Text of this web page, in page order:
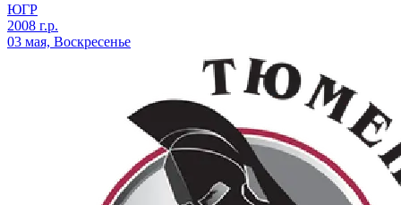
ЮГР
2008 г.р.
03 мая, Воскресенье